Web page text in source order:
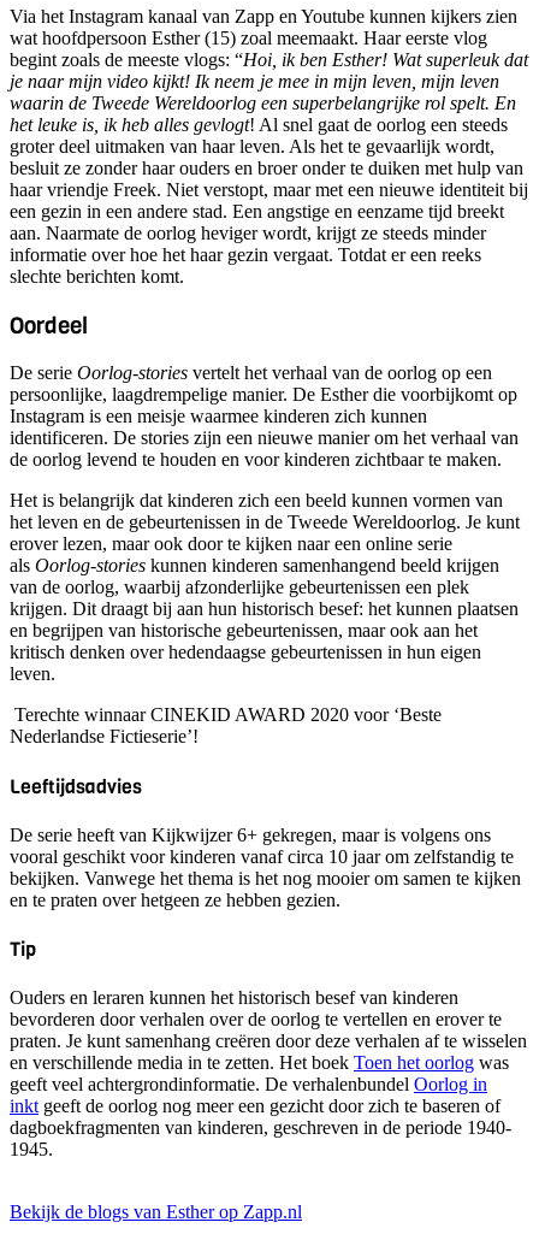
Via het Instagram kanaal van Zapp en Youtube kunnen kijkers zien
wat hoofdpersoon Esther (15) zoal meemaakt. Haar eerste vlog
begint zoals de meeste vlogs: “Hoi, ik ben Esther! Wat superleuk dat
je naar mijn video kijkt! Ik neem je mee in mijn leven, mijn leven
waarin de Tweede Wereldoorlog een superbelangrijke rol spelt. En
het leuke is, ik heb alles gevlogt! Al snel gaat de oorlog een steeds
groter deel uitmaken van haar leven. Als het te gevaarlijk wordt,
besluit ze zonder haar ouders en broer onder te duiken met hulp van
haar vriendje Freek. Niet verstopt, maar met een nieuwe identiteit bij
een gezin in een andere stad. Een angstige en eenzame tijd breekt
aan. Naarmate de oorlog heviger wordt, krijgt ze steeds minder
informatie over hoe het haar gezin vergaat. Totdat er een reeks
slechte berichten komt.
Oordeel
De serie Oorlog-stories vertelt het verhaal van de oorlog op een
persoonlijke, laagdrempelige manier. De Esther die voorbijkomt op
Instagram is een meisje waarmee kinderen zich kunnen
identificeren. De stories zijn een nieuwe manier om het verhaal van
de oorlog levend te houden en voor kinderen zichtbaar te maken.
Het is belangrijk dat kinderen zich een beeld kunnen vormen van
het leven en de gebeurtenissen in de Tweede Wereldoorlog. Je kunt
erover lezen, maar ook door te kijken naar een online serie
als Oorlog-stories kunnen kinderen samenhangend beeld krijgen
van de oorlog, waarbij afzonderlijke gebeurtenissen een plek
krijgen. Dit draagt bij aan hun historisch besef: het kunnen plaatsen
en begrijpen van historische gebeurtenissen, maar ook aan het
kritisch denken over hedendaagse gebeurtenissen in hun eigen
leven.
Terechte winnaar CINEKID AWARD 2020 voor ‘Beste
Nederlandse Fictieserie’!
Leeftijdsadvies
De serie heeft van Kijkwijzer 6+ gekregen, maar is volgens ons
vooral geschikt voor kinderen vanaf circa 10 jaar om zelfstandig te
bekijken. Vanwege het thema is het nog mooier om samen te kijken
en te praten over hetgeen ze hebben gezien.
Tip
Ouders en leraren kunnen het historisch besef van kinderen
bevorderen door verhalen over de oorlog te vertellen en erover te
praten. Je kunt samenhang creëren door deze verhalen af te wisselen
en verschillende media in te zetten. Het boek Toen het oorlog was
geeft veel achtergrondinformatie. De verhalenbundel Oorlog in
inktgeeft de oorlog nog meer een gezicht door zich te baseren of
dagboekfragmenten van kinderen, geschreven in de periode 1940-
1945.
Bekijk de blogs van Esther op Zapp.nl